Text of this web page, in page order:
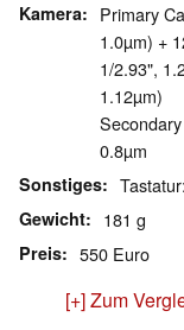
Kamera
Primary
1.0µm) +
1/2.93",
1.12µm)
0.8µm
Sonstiges
Gewicht 181 g
Preis 550 Euro
[+] Zum